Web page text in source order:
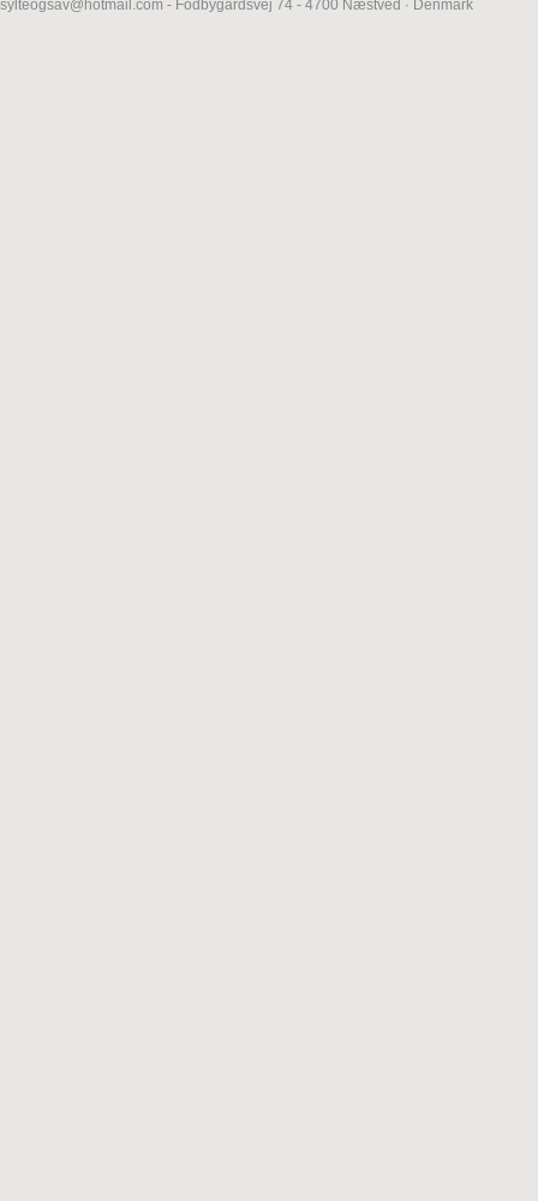
sylteogsav@hotmail.com - Fodbygårdsvej 74 - 4700 Næstved · Denmark